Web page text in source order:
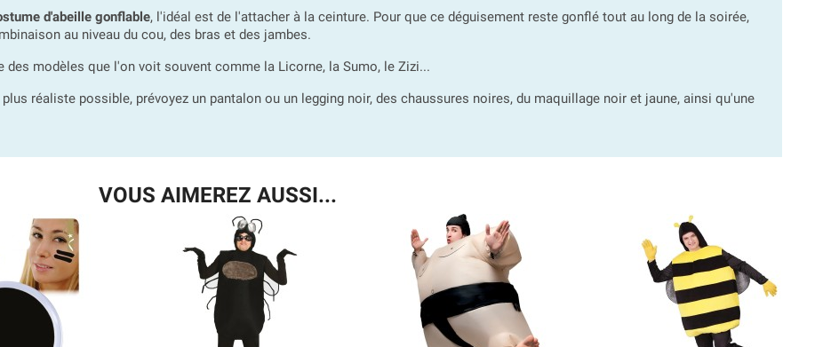
d'abeille gonflable, l'idéal est de l'attacher à la ceinture. Pour que ce déguisement reste gonflé tout au long de la soirée,
au niveau du cou, des bras et des jambes.
des modèles que l'on voit souvent comme la Licorne, la Sumo, le Zizi...
réaliste possible, prévoyez un pantalon ou un legging noir, des chaussures noires, du maquillage noir et jaune, ainsi qu'une
VOUS AIMEREZ AUSSI...